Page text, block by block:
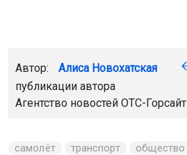
Автор: Алиса Новохатская
публикации автора
Агентство новостей ОТС-Горсайт
самолёт транспорт общество